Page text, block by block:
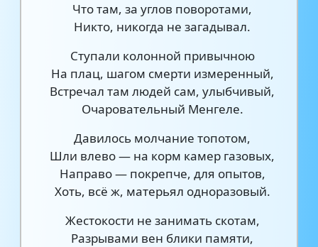
Что там, за углов поворотами,
Никто, никогда не загадывал.
Ступали колонной привычною
На плац, шагом смерти измеренный,
Встречал там людей сам, улыбчивый,
Очаровательный Менгеле.
Давилось молчание топотом,
Шли влево — на корм камер газовых,
Направо — покрепче, для опытов,
Хоть, всё ж, матерьял одноразовый.
Жестокости не занимать скотам,
Разрывами вен блики памяти,